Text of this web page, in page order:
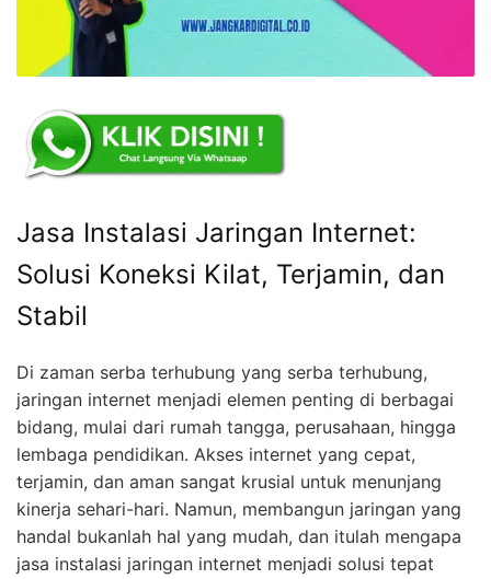
Jasa Instalasi Jaringan Internet:
Solusi Koneksi Kilat, Terjamin, dan
Stabil
Di zaman serba terhubung yang serba terhubung,
jaringan internet menjadi elemen penting di berbagai
bidang, mulai dari rumah tangga, perusahaan, hingga
lembaga pendidikan. Akses internet yang cepat,
terjamin, dan aman sangat krusial untuk menunjang
kinerja sehari-hari. Namun, membangun jaringan yang
handal bukanlah hal yang mudah, dan itulah mengapa
jasa instalasi jaringan internet menjadi solusi tepat